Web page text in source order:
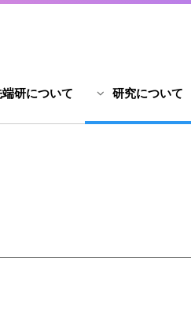
端研について 研究について